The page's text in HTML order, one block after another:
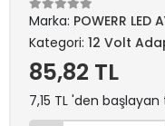
Marka: POWERR LED
Kategori: 12 Volt
85,82 TL
7,15 TL 'den